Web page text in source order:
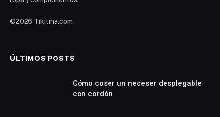
©2026 Tikitina.com
ÚLTIMOS POSTS
Cómo coser un neceser desplegable
con cordón